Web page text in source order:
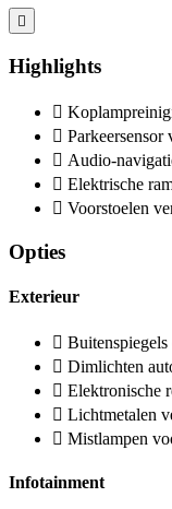
Highlights
Parkeersensor
Audio-
Elektrische
Voorstoelen
Opties
Exterieur
Dimlichten
Elektronische
Lichtmetalen
Mistlampen
Infotainment